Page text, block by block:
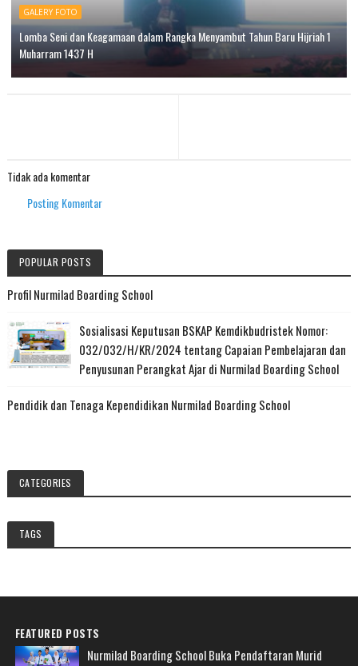
GALERY FOTO
Lomba Seni dan Keagamaan dalam Rangka Menyambut Tahun Baru Hijriah 1
Muharram 1437 H
Tidak ada komentar
Posting Komentar
POPULAR POSTS
Profil Nurmilad Boarding School
Sosialisasi Keputusan BSKAP Kemdikbudristek Nomor:
032/032/H/KR/2024 tentang Capaian Pembelajaran dan
Penyusunan Perangkat Ajar di Nurmilad Boarding School
Pendidik dan Tenaga Kependidikan Nurmilad Boarding School
CATEGORIES
TAGS
FEATURED POSTS
Nurmilad Boarding School Buka Pendaftaran Murid